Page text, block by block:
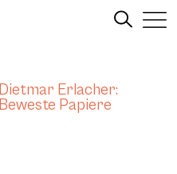
Dietmar Erlacher:
Beweste Papiere